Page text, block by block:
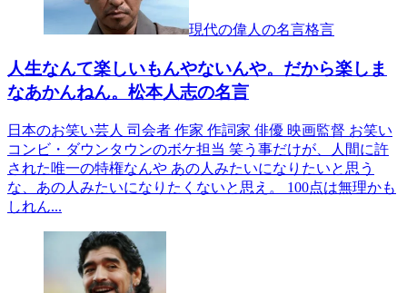
現代の偉人の名言格言
人生なんて楽しいもんやないんや。だから楽しま
なあかんねん。松本人志の名言
日本のお笑い芸人 司会者 作家 作詞家 俳優 映画監督 お笑い
コンビ・ダウンタウンのボケ担当 笑う事だけが、人間に許
された唯一の特権なんや あの人みたいになりたいと思う
な、あの人みたいになりたくないと思え。 100点は無理かも
しれん...